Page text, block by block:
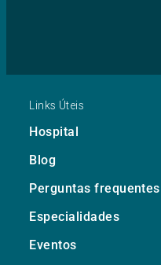
Links Úteis
Hospital
Blog
Perguntas frequentes
Especialidades
Eventos